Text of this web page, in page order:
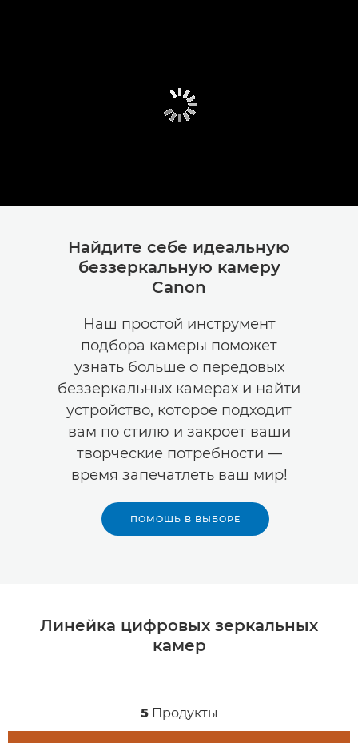
Найдите себе идеальную
беззеркальную камеру
Canon
Наш простой инструмент
подбора камеры поможет
узнать больше о передовых
беззеркальных камерах и найти
устройство, которое подходит
вам по стилю и закроет ваши
творческие потребности —
время запечатлеть ваш мир!
ПОМОЩЬ В ВЫБОРЕ
Линейка цифровых зеркальных
камер
5 Продукты